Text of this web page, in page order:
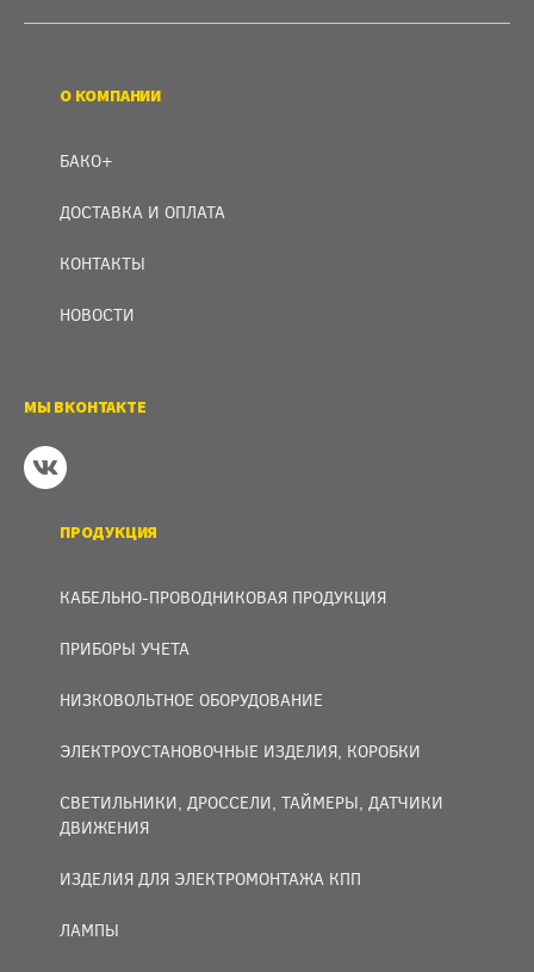
О КОМПАНИИ
БАКО+
ДОСТАВКА И ОПЛАТА
КОНТАКТЫ
НОВОСТИ
МЫ ВКОНТАКТЕ
ПРОДУКЦИЯ
КАБЕЛЬНО-ПРОВОДНИКОВАЯ ПРОДУКЦИЯ
ПРИБОРЫ УЧЕТА
НИЗКОВОЛЬТНОЕ ОБОРУДОВАНИЕ
ЭЛЕКТРОУСТАНОВОЧНЫЕ ИЗДЕЛИЯ, КОРОБКИ
СВЕТИЛЬНИКИ, ДРОССЕЛИ, ТАЙМЕРЫ, ДАТЧИКИ
ДВИЖЕНИЯ
ИЗДЕЛИЯ ДЛЯ ЭЛЕКТРОМОНТАЖА КПП
ЛАМПЫ